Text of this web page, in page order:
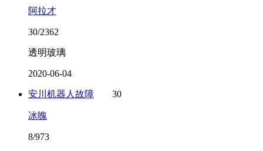
阿拉才
30/2362
透明玻璃
2020-06-04
安川机器人故障 30
冰魄
8/973